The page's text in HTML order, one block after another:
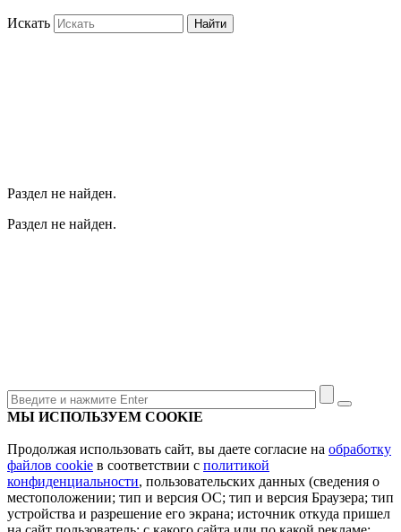
Искать Найти
Раздел не найден.
Раздел не найден.
МЫ ИСПОЛЬЗУЕМ COOKIE
Продолжая использовать сайт, вы даете согласие на обработку
файлов cookie в соответствии с политикой
конфиденциальности, пользовательских данных (сведения о
местоположении; тип и версия ОС; тип и версия Браузера; тип
устройства и разрешение его экрана; источник откуда пришел